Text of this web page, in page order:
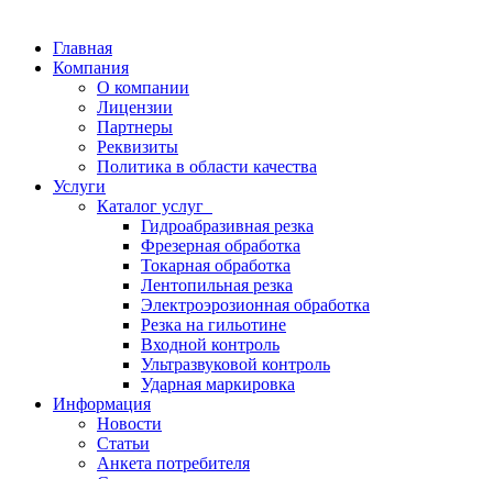
Главная
Компания
О компании
Лицензии
Партнеры
Реквизиты
Политика в области качества
Услуги
Каталог услуг
Гидроабразивная резка
Фрезерная обработка
Токарная обработка
Лентопильная резка
Электроэрозионная обработка
Резка на гильотине
Входной контроль
Ультразвуковой контроль
Ударная маркировка
Информация
Новости
Статьи
Анкета потребителя